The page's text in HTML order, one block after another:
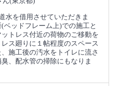
水を借用させていただきま
ッドフレーム上)での施工と
トレス付近の荷物のご移動を
ス廻りに１帖程度のスペース
施工後の汚水をトイレに流さ
、配水管の掃除にもなりま